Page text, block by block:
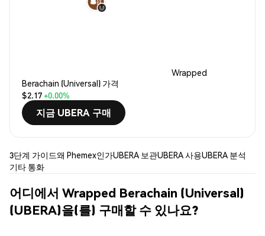
Wrapped
Berachain (Universal) 가격
$2.17+0.00%
지금 UBERA 구매
3단계 가이드왜 Phemex인가UBERA 보관UBERA 사용UBERA 분석
기타 통화
어디에서 Wrapped Berachain (Universal)
(UBERA)을(를) 구매할 수 있나요?